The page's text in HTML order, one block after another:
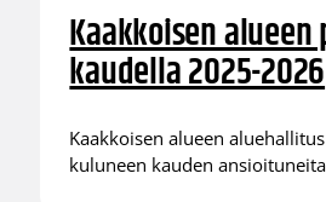
Kaakkoisen
kaudella 2025-2026
Kaakkoisen alueen
kuluneen kauden